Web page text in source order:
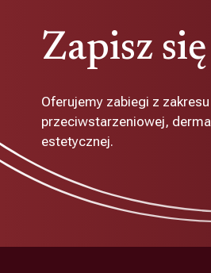
Zapisz
Oferujemy zabiegi z
przeciwstarzeniowej,
estetycznej.